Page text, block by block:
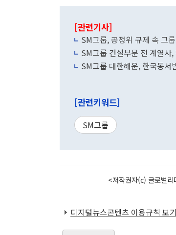
[관련기사]
SM그룹, 공정위 규제 속 그
SM그룹 건설부문 전 계열사
SM그룹 대한해운, 한국동
[관련키워드]
SM그룹
<저작권자(c) 글로벌
디지털뉴스콘텐츠 이용규칙 보기